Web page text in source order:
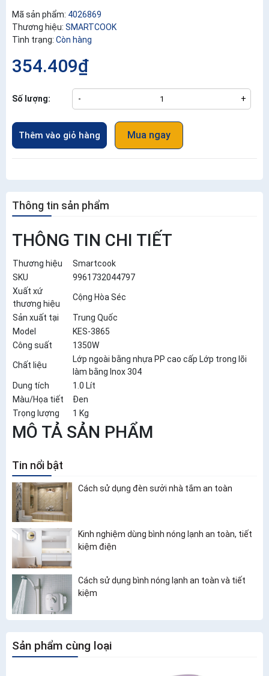
Mã sản phẩm: 4026869
Thương hiệu: SMARTCOOK
Tình trạng: Còn hàng
354.409₫
Số lượng: - +
Thêm vào giỏ hàng Mua ngay
Thông tin sản phẩm
THÔNG TIN CHI TIẾT
Thương hiệu
Smartcook
SKU
9961732044797
Xuất xứ
thương hiệu
Cộng Hòa Séc
Sản xuất tại
Trung Quốc
Model
KES-3865
Công suất
1350W
Chất liệu
Lớp ngoài bằng nhựa PP cao cấp Lớp trong lõi
làm bằng Inox 304
Dung tích
1.0 Lít
Màu/Họa tiết
Đen
Trọng lượng
1 Kg
MÔ TẢ SẢN PHẨM
Tin nổi bật
Cách sử dụng đèn sưởi nhà tắm an toàn
Kinh nghiệm dùng bình nóng lạnh an toàn, tiết
kiệm điện
Cách sử dụng bình nóng lạnh an toàn và tiết
kiệm
Sản phẩm cùng loại